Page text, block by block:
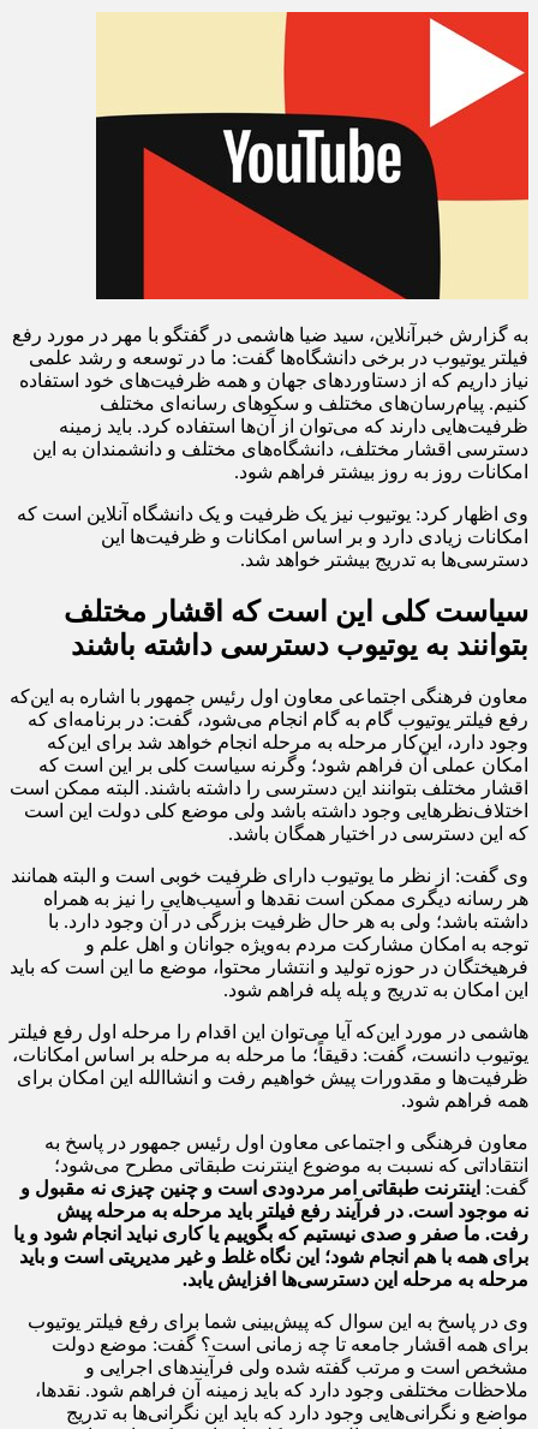
به گزارش خبرآنلاین، سید ضیا هاشمی در گفتگو با مهر در مورد رفع
فیلتر یوتیوب در برخی دانشگاه‌ها گفت: ما در توسعه و رشد علمی
نیاز داریم که از دستاوردهای جهان و همه ظرفیت‌های خود استفاده
کنیم. پیام‌رسان‌های مختلف و سکوهای رسانه‌ای مختلف
ظرفیت‌هایی دارند که می‌توان از آن‌ها استفاده کرد. باید زمینه
دسترسی اقشار مختلف، دانشگاه‌های مختلف و دانشمندان به این
امکانات روز به روز بیشتر فراهم شود.
وی اظهار کرد: یوتیوب نیز یک ظرفیت و یک دانشگاه آنلاین است که
امکانات زیادی دارد و بر اساس امکانات و ظرفیت‌ها این
دسترسی‌ها به تدریج بیشتر خواهد شد.
سیاست کلی این است که اقشار مختلف
بتوانند به یوتیوب دسترسی داشته باشند
معاون فرهنگی اجتماعی معاون اول رئیس جمهور با اشاره به این‌که
رفع فیلتر یوتیوب گام به گام انجام می‌شود، گفت: در برنامه‌ای که
وجود دارد، این‌کار مرحله به مرحله انجام خواهد شد برای این‌که
امکان عملی آن فراهم شود؛ وگرنه سیاست کلی بر این است که
اقشار مختلف بتوانند این دسترسی را داشته باشند. البته ممکن است
اختلاف‌نظرهایی وجود داشته باشد ولی موضع کلی دولت این است
که این دسترسی در اختیار همگان باشد.
وی گفت: از نظر ما یوتیوب دارای ظرفیت خوبی است و البته همانند
هر رسانه دیگری ممکن است نقدها و آسیب‌هایی را نیز به همراه
داشته باشد؛ ولی به هر حال ظرفیت بزرگی در آن وجود دارد. با
توجه به امکان مشارکت مردم به‌ویژه جوانان و اهل علم و
فرهیختگان در حوزه تولید و انتشار محتوا، موضع ما این است که باید
این امکان به تدریج و پله پله فراهم شود.
هاشمی در مورد این‌که آیا می‌توان این اقدام را مرحله اول رفع فیلتر
یوتیوب دانست، گفت: دقیقاً؛ ما مرحله به مرحله بر اساس امکانات،
ظرفیت‌ها و مقدورات پیش خواهیم رفت و انشاالله این امکان برای
همه فراهم شود.
معاون فرهنگی و اجتماعی معاون اول رئیس جمهور در پاسخ به
انتقاداتی که نسبت به موضوع اینترنت طبقاتی مطرح می‌شود؛
گفت: اینترنت طبقاتی امر مردودی است و چنین چیزی نه مقبول و
نه موجود است. در فرآیند رفع فیلتر باید مرحله به مرحله پیش
رفت. ما صفر و صدی نیستیم که بگوییم یا کاری نباید انجام شود و یا
برای همه با هم انجام شود؛ این نگاه غلط و غیر مدیریتی است و باید
مرحله به مرحله این دسترسی‌ها افزایش یابد.
وی در پاسخ به این سوال که پیش‌بینی شما برای رفع فیلتر یوتیوب
برای همه اقشار جامعه تا چه زمانی است؟ گفت: موضع دولت
مشخص است و مرتب گفته شده ولی فرآیندهای اجرایی و
ملاحظات مختلفی وجود دارد که باید زمینه آن فراهم شود. نقدها،
مواضع و نگرانی‌هایی وجود دارد که باید این نگرانی‌ها به تدریج